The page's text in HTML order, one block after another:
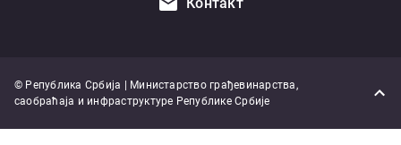
© Република Србија | Министарство грађевинарства,
саобраћаја и инфраструктуре Републике Србије